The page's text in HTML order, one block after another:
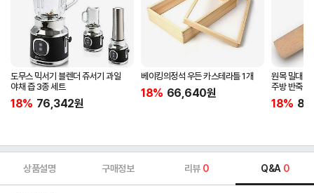
도무스 믹서기 블렌더 쥬서기 과일
야채 즙 3종 세트
18% 76,342원
베이킹의정석 우든 카스테라틀 1개
18% 66,640원
원목 밀대
주방 반죽 밀
18%
상품설명 구매정보 리뷰 0 Q&A 0